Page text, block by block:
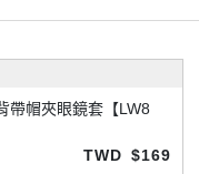
帶帽夾眼鏡套【LW8
TWD $169